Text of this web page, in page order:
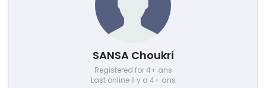
SANSA Choukri
Registered for 4+ ans
Last online il y a 4+ ans